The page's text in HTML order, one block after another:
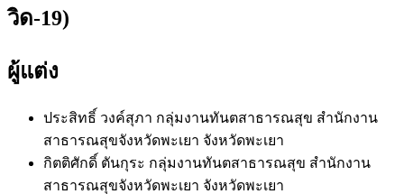
วิด-19)
ผู้แต่ง
ประสิทธิ์ วงค์สุภา กลุ่มงานทันตสาธารณสุข สำนักงาน
สาธารณสุขจังหวัดพะเยา จังหวัดพะเยา
กิตติศักดิ์ ตันกุระ กลุ่มงานทันตสาธารณสุข สำนักงาน
สาธารณสุขจังหวัดพะเยา จังหวัดพะเยา